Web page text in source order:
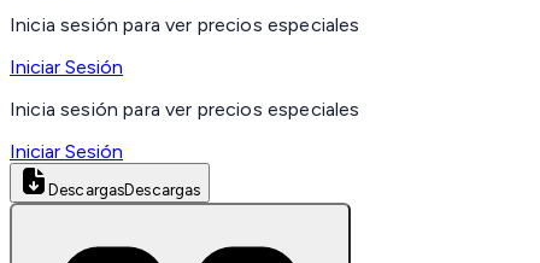
Inicia sesión para ver precios especiales
Iniciar Sesión
Inicia sesión para ver precios especiales
Iniciar Sesión
DescargasDescargas